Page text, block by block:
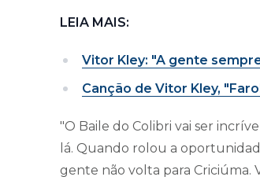
LEIA MAIS:
Vitor Kley: "A gente
Canção de Vitor Kley,
"O Baile do Colibri vai ser
lá. Quando rolou a
gente não volta para